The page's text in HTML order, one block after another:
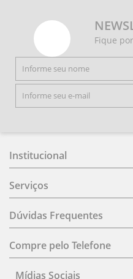
Fique
Institucional
Serviços
Dúvidas Frequentes
Compre pelo Telefone
Mídias Sociais